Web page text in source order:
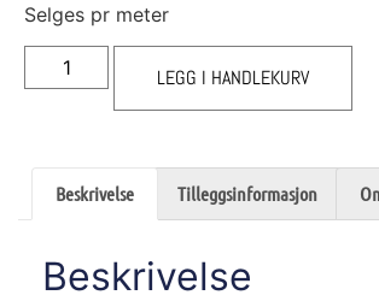
Selges pr meter
LEGG I HANDLEKURV
Beskrivelse Tilleggsinformasjon
Beskrivelse